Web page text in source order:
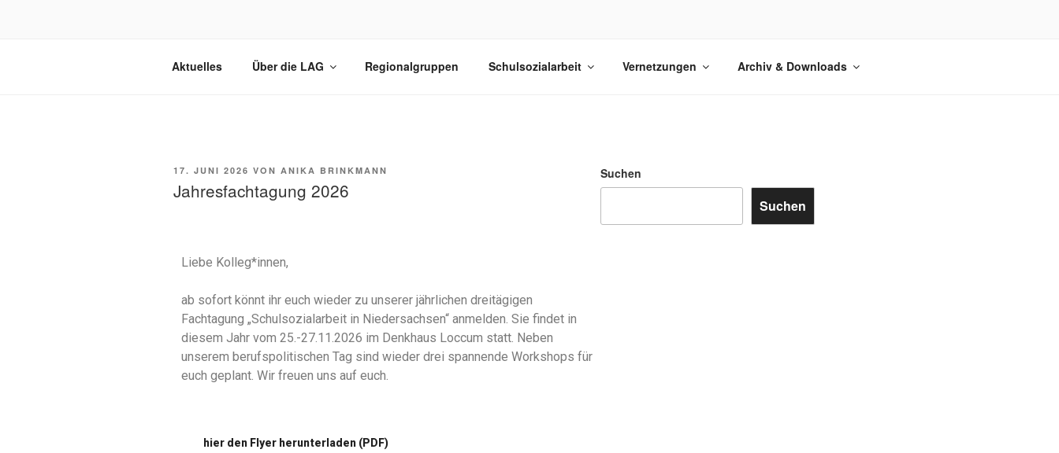
LAG SCHULSOZIALARBEIT NIEDERSACHSEN
Zusammenschluss von Fachkräften der Schulsozialarbeit in Niedersachsen
Aktuelles Über die LAG Regionalgruppen Schulsozialarbeit Vernetzungen Archiv & Downloads
17. JUNI 2026 VON ANIKA BRINKMANN
Jahresfachtagung 2026
Liebe Kolleg*innen,
ab sofort könnt ihr euch wieder zu unserer jährlichen dreitägigen
Fachtagung „Schulsozialarbeit in Niedersachsen“ anmelden. Sie findet in
diesem Jahr vom 25.-27.11.2026 im Denkhaus Loccum statt. Neben
unserem berufspolitischen Tag sind wieder drei spannende Workshops für
euch geplant. Wir freuen uns auf euch.
hier den Flyer herunterladen (PDF)
Suchen
Suchen